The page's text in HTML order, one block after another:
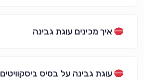
איך מכינים עוגת גבינה
עוגת גבינה על בסיס ביסקוויטים